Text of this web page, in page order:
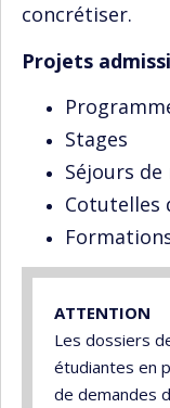
concrétiser.
Projets
Stages
Séjours
Cotutelles
ATTENTION
Les dossiers
étudiantes en
de demandes